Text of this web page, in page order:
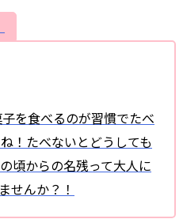
を食べるのが習慣でたべ
！たべないとどうしても
頃からの名残って大人に
せんか？！